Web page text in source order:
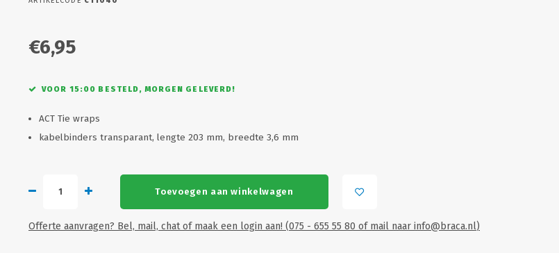
€6,95
VOOR 15:00 BESTELD, MORGEN GELEVERD!
ACT Tie wraps
kabelbinders transparant, lengte 203 mm, breedte 3,6 mm
Toevoegen aan winkelwagen
Offerte aanvragen? Bel, mail, chat of maak een login aan! (075 - 655 55 80 of mail naar info@braca.nl)